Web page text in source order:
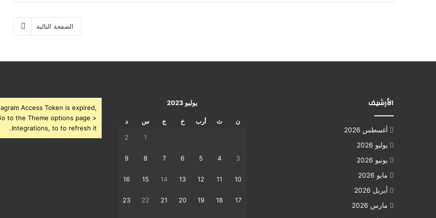
الصفحة التالية
الأرشيف
أغسطس 2026
يوليو 2026
يونيو 2026
مايو 2026
أبريل 2026
مارس 2026
يوليو 2023
ن ث أرب خ ج س د
1
2
3
4
5
6
7
8
9
10
11
12
13
14
15
16
17
18
19
20
21
22
23
Access Token is expired,
to the Theme options page >
Integrations, to to refresh it.